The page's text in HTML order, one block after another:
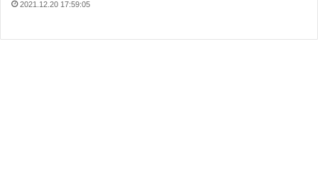
2021.12.20 17:59:05